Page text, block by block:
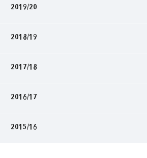
2019/20
2018/19
2017/18
2016/17
2015/16